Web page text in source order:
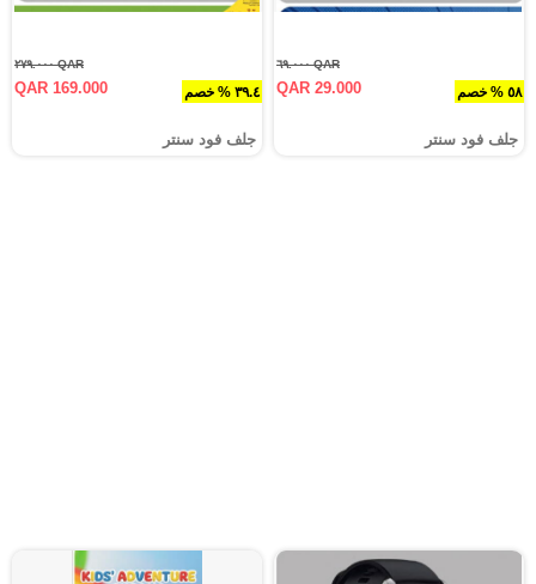
٥٨ % خصم
QAR ٦٩.٠٠٠
QAR 29.000
جلف فود سنتر
٣٩.٤ % خصم
QAR ٢٧٩.٠٠٠
QAR 169.000
جلف فود سنتر